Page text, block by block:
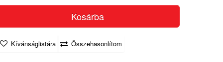
Kosárba
Kívánságlistára Összehasonlítom